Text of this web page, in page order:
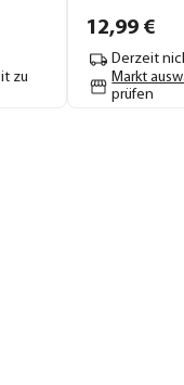
zu
12,99 €
Derzeit
Markt
prüfen